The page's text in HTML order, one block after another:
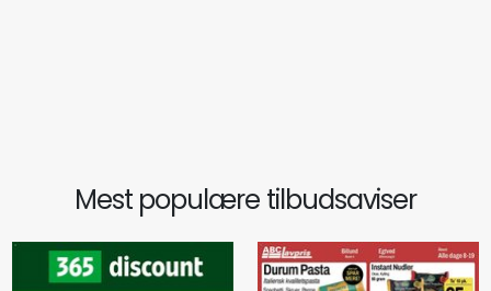
Mest populære tilbudsaviser